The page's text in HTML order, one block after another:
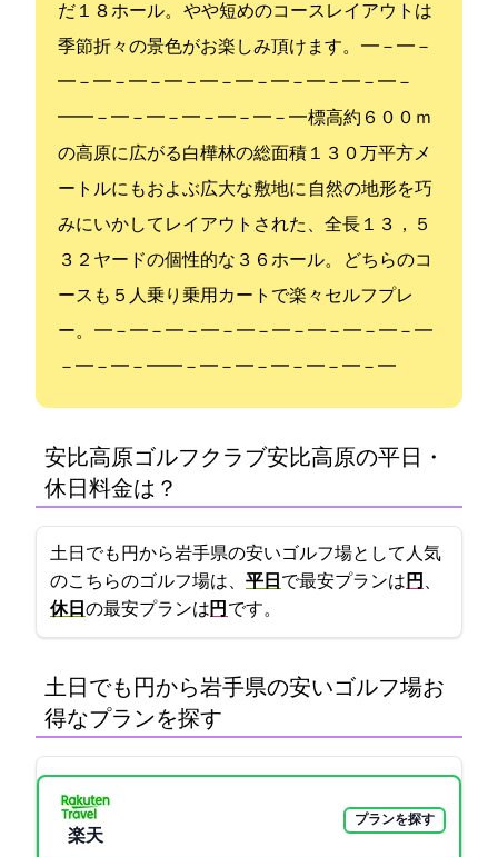
だ１８ホール。 やや短めのコースレイアウトは
季節折々の景色がお楽しみ頂けます。 ━－━－
━－━－━－━－━－━－━－━－━－━－
━━－━－━－━－━－━－━ 標高約６００ｍ
の高原に広がる白樺林の総面積１３０万平方メ
ートルにもおよぶ広大な敷地に 自然の地形を巧
みにいかしてレイアウトされた、全長１３，５
３２ヤードの個性的な３６ホール。 どちらのコ
ースも５人乗り乗用カートで楽々セルフプレ
ー。 ━－━－━－━－━－━－━－━－━－━
－━－━－━━－━－━－━－━－━－━
安比高原ゴルフクラブ(安比高原GC)の平日・
休日料金は？
土日でも5000円から!岩手県の安いゴルフ場として人気
のこちらのゴルフ場は、 平日 で最安プランは 5500円 、
休日 の最安プランは7400円 です。
土日でも5000円から!岩手県の安いゴルフ場:お
得なプランを探す
楽天GORA
プランを探す